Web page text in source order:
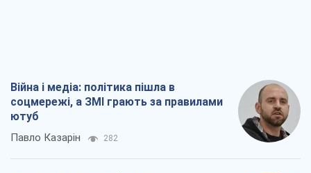
Війна і медіа: політика пішла в
соцмережі, а ЗМІ грають за правилами
ютуб
Павло Казарін 282